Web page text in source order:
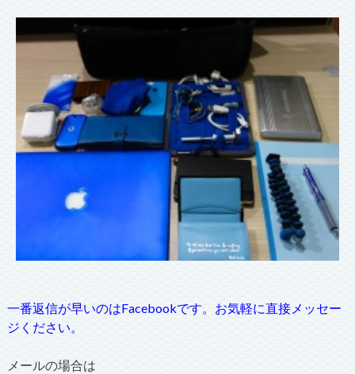
一番返信が早いのはFacebookです。お気軽に直接メッセー
ジください。
メールの場合は